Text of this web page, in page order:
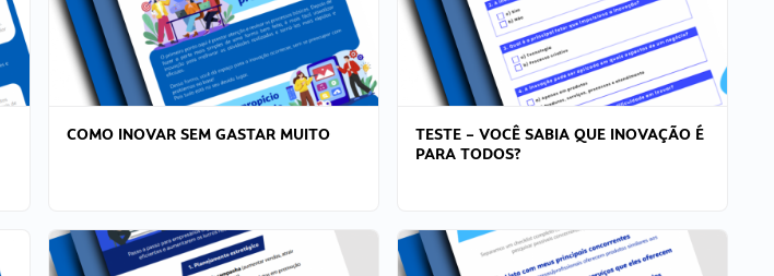
COMO INOVAR SEM GASTAR MUITO
TESTE – VOCÊ SABIA QUE INOVAÇÃO É
PARA TODOS?